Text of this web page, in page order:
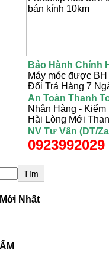
bán kính 10km
Bảo Hành Chính
Máy móc được BH
Đổi Trả Hàng 7
An Toàn Thanh
Nhận Hàng - Kiểm
Hài Lòng Mới
NV Tư Vấn (DT/
0923992029
Tìm
Nhất